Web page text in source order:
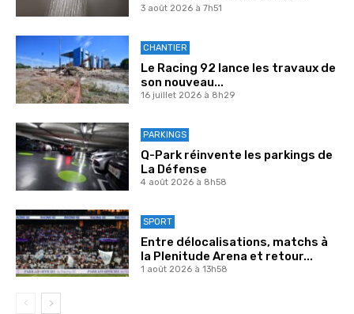
3 août 2026 à 7h51
CHANTIER
Le Racing 92 lance les travaux de
son nouveau...
16 juillet 2026 à 8h29
PARKINGS
Q-Park réinvente les parkings de
La Défense
4 août 2026 à 8h58
SPORT
Entre délocalisations, matchs à
la Plenitude Arena et retour...
1 août 2026 à 13h58